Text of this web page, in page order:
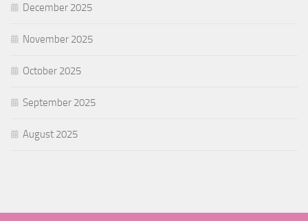
December 2025
November 2025
October 2025
September 2025
August 2025